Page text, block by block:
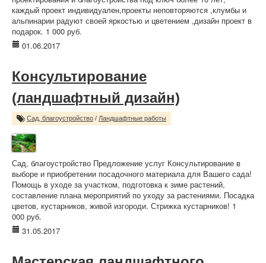
каждый проект индивидуален,проекты неповторяются ,клумбы и
альпинарии радуют своей яркостью и цветением ,дизайн проект в
подарок. 1 000 руб.
01.06.2017
Консультирование
(ландшафтный дизайн)
Сад, благоустройство / Ландшафтные работы
Сад, благоустройство Предложение услуг Консультирование в
выборе и приобретении посадочного материала для Вашего сада!
Помощь в уходе за участком, подготовка к зиме растений,
составление плана мероприятий по уходу за растениями. Посадка
цветов, кустарников, живой изгороди. Стрижка кустарников! 1
000 руб.
31.05.2017